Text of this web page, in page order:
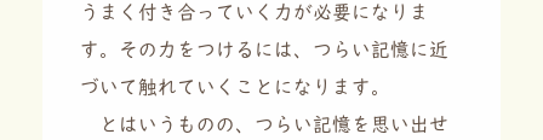
うまく付き合っていく力が必要になりま
す。その力をつけるには、つらい記憶に近
づいて触れていくことになります。
とはいうものの、つらい記憶を思い出せ